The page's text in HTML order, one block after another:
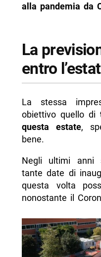
alla pandemia da
La
entro
La stessa
obiettivo quello di
questa estate,
bene.
Negli ultimi anni
tante date di
questa volta
nonostante il